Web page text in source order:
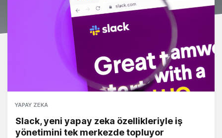
YAPAY ZEKA
Slack, yeni yapay zeka özellikleriyle iş
yönetimini tek merkezde topluyor